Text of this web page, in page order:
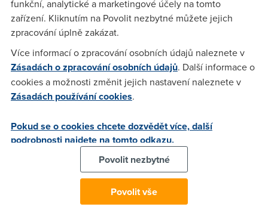
za vase poznatky
Anonym(15.7.2005 14:13:43)
asi tezko ale existuje dost webu kde se daj mp3 stahnout
jako treba www.emp3finder.com www.mp3search.com atd
atd
funkční, analytické a marketingové účely na tomto
zařízení. Kliknutím na Povolit nezbytné můžete jejich
zpracování úplně zakázat.
Více informací o zpracování osobních údajů naleznete v
Zásadách o zpracování osobních údajů. Další informace o
cookies a možnosti změnit jejich nastavení naleznete v
Zásadách používání cookies.
Pokud se o cookies chcete dozvědět více, další
podrobnosti najdete na tomto odkazu.
Povolit nezbytné
Povolit vše